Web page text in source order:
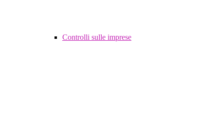
Controlli sulle imprese